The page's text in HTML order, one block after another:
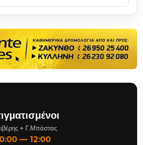
+ Γ.Μπάστας
— 12:00